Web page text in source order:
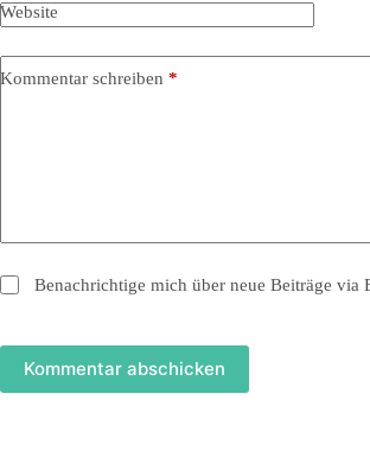
Website
Kommentar schreiben *
Benachrichtige mich über neue Beiträge via
Kommentar abschicken